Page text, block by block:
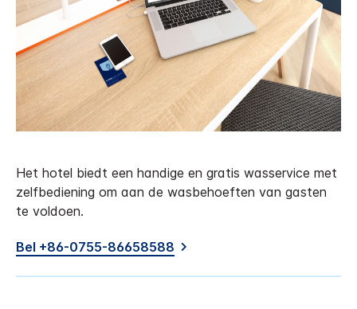
Het hotel biedt een handige en gratis wasservice met
zelfbediening om aan de wasbehoeften van gasten
te voldoen.
Bel +86-0755-86658588